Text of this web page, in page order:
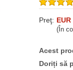
Preţ:
(În
Acest
Doriți să